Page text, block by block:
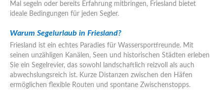
Mal segeln oder bereits Erfahrung mitbringen, Friesland bietet
ideale Bedingungen für jeden Segler.
Warum Segelurlaub in Friesland?
Friesland ist ein echtes Paradies für Wassersportfreunde. Mit
seinen unzähligen Kanälen, Seen und historischen Städten erleben
Sie ein Segelrevier, das sowohl landschaftlich reizvoll als auch
abwechslungsreich ist. Kurze Distanzen zwischen den Häfen
ermöglichen flexible Routen und spontane Zwischenstopps.